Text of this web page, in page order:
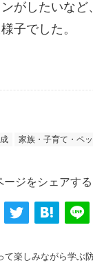
がしたいなど
子でした。
家族・子育て・ペッ
ージをシェアする
て楽しみながら学ぶ